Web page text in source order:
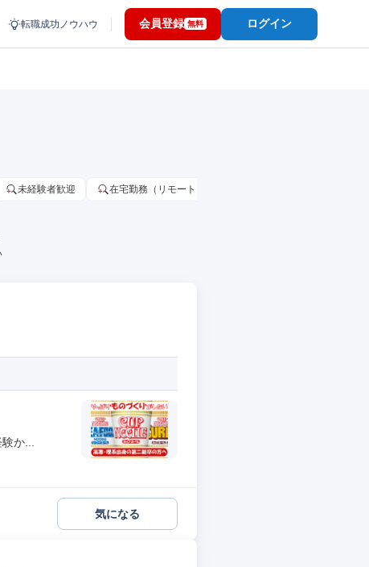
転職成功ノウハウ 会員登録 無料 ログイン
未経験者歓迎 在宅勤務（リモートワーク）OK
か...
気になる